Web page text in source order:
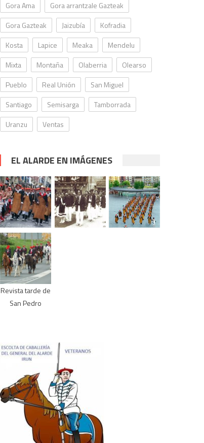
Gora Ama
Gora arrantzale Gazteak
Gora Gazteak
Jaizubía
Kofradia
Kosta
Lapice Meaka
Mendelu
Mixta
Montaña Olaberria
Olearso
Pueblo
Real Unión
San Miguel
Santiago
Semisarga
Tamborrada
Uranzu
Ventas
EL ALARDE EN IMÁGENES
Revista tarde de
San Pedro